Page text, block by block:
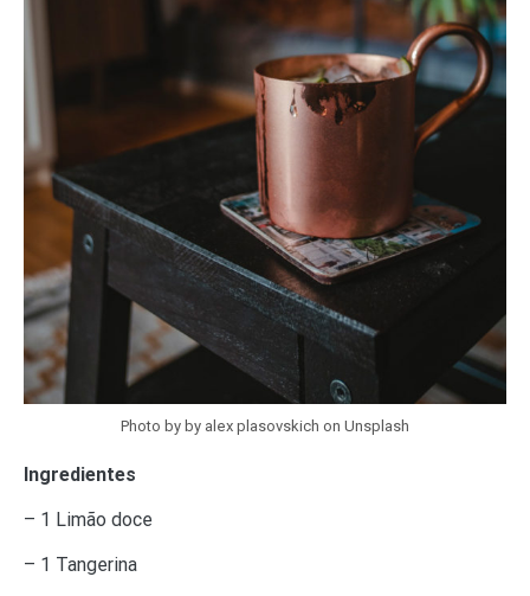
Photo by by alex plasovskich on Unsplash
Ingredientes
– 1 Limão doce
– 1 Tangerina